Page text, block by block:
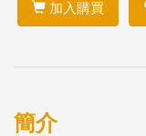
加入購買
簡介